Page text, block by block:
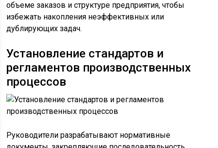
объеме заказов и структуре предприятия, чтобы
избежать накопления неэффективных или
дублирующих задач.
Установление стандартов и
регламентов производственных
процессов
Руководители разрабатывают нормативные